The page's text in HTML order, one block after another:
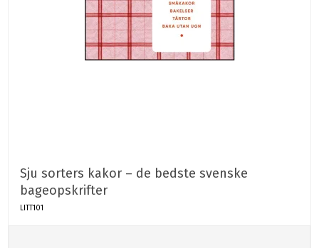
Sju sorters kakor – de bedste svenske
bageopskrifter
LITT101